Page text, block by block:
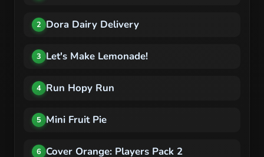
2 Dora Dairy Delivery
3 Let's Make Lemonade!
4 Run Hopy Run
5 Mini Fruit Pie
6 Cover Orange: Players Pack 2